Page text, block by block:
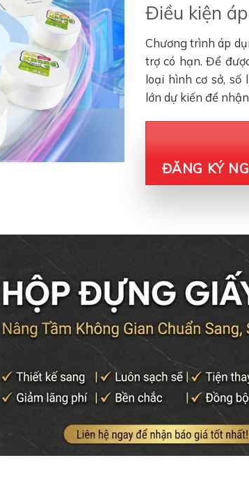
Điều kiện
Chương trình áp
trợ có hạn. Để
loại hình cơ sở, số
lớn dự kiến để
ĐĂNG KÝ